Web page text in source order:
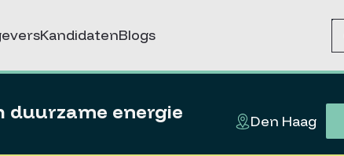
KandidatenBlogs
duurzame energie Den Haag